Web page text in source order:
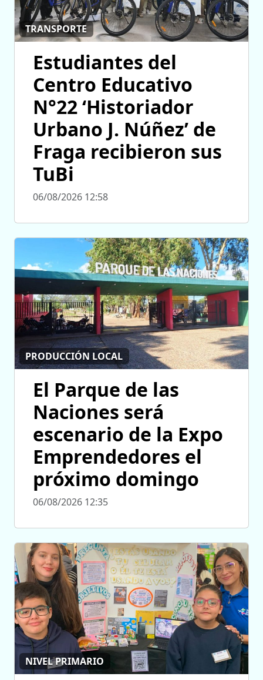
TRANSPORTE
Estudiantes del
Centro Educativo
N°22 ‘Historiador
Urbano J. Núñez’ de
Fraga recibieron sus
TuBi
06/08/2026 12:58
PRODUCCIÓN LOCAL
El Parque de las
Naciones será
escenario de la Expo
Emprendedores el
próximo domingo
06/08/2026 12:35
NIVEL PRIMARIO